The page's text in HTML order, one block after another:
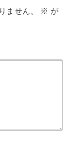
ません。 ※ が